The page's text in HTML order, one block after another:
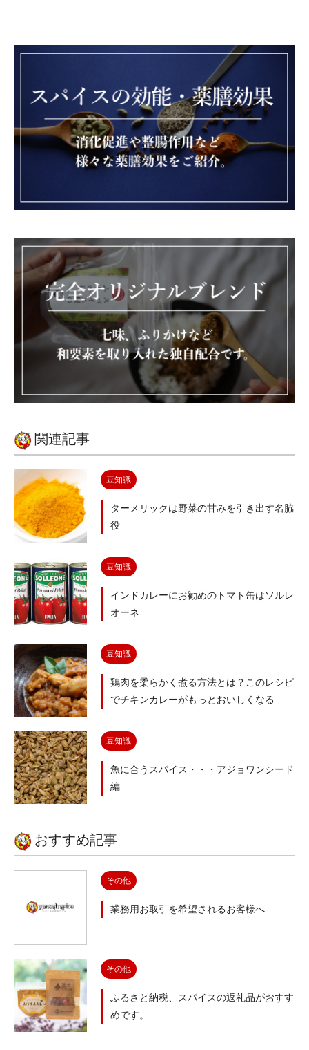
関連記事
豆知識
ターメリックは野菜の甘みを引き出す名脇
役
豆知識
インドカレーにお勧めのトマト缶はソルレ
オーネ
豆知識
鶏肉を柔らかく煮る方法とは？このレシピ
でチキンカレーがもっとおいしくなる
豆知識
魚に合うスパイス・・・アジョワンシード
編
おすすめ記事
その他
業務用お取引を希望されるお客様へ
その他
ふるさと納税、スパイスの返礼品がおすす
めです。